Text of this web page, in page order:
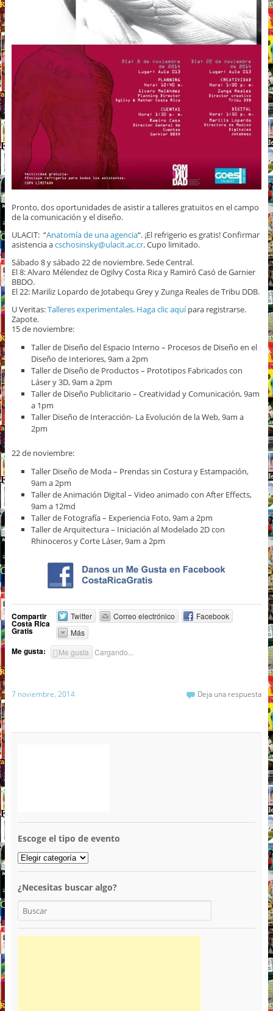
Pronto, dos oportunidades de asistir a talleres gratuitos en el campo
de la comunicación y el diseño.
ULACIT: “Anatomía de una agencia“. ¡El refrigerio es gratis! Confirmar
asistencia acschosinsky@ulacit.ac.cr. Cupo limitado.
Sábado 8 y sábado 22 de noviembre. Sede Central.
El 8: Alvaro Mélendez de Ogilvy Costa Rica y Ramiró Casó de Garnier
BBDO.
El 22: Mariliz Lopardo de Jotabequ Grey y Zunga Reales de Tribu DDB.
U Veritas:Talleres experimentales. Haga clic aquípara registrarse.
Zapote.
15 de noviembre:
Taller de Diseño del Espacio Interno – Procesos de Diseño en el
Diseño de Interiores, 9am a 2pm
Taller de Diseño de Productos – Prototipos Fabricados con
Láser y 3D, 9am a 2pm
Taller de Diseño Publicitario – Creatividad y Comunicación, 9am
a 1pm
Taller Diseño de Interacción- La Evolución de la Web, 9am a
2pm
22 de noviembre:
Taller Diseño de Moda – Prendas sin Costura y Estampación,
9am a 2pm
Taller de Animación Digital – Video animado con After Effects,
9am a 12md
Taller de Fotografía – Experiencia Foto, 9am a 2pm
Taller de Arquitectura – Iniciación al Modelado 2D con
Rhinoceros y Corte Láser, 9am a 2pm
Compartir
Costa Rica
Gratis
Twitter Correo electrónico
Facebook
Más
Me gusta: Me gusta Cargando...
7 noviembre, 2014 Deja una respuesta
Escoge el tipo de evento
¿Necesitas buscar algo?